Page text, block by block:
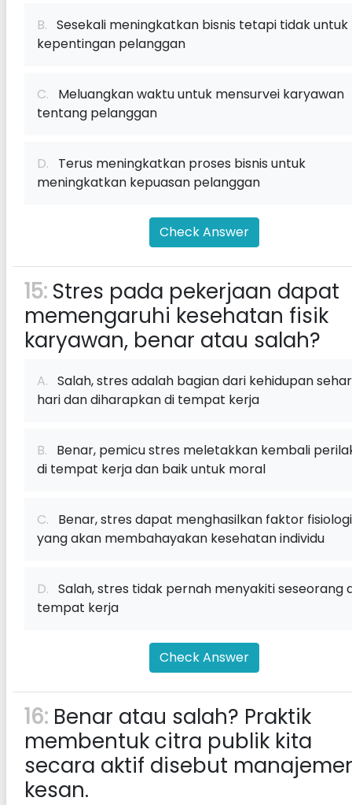
B. Sesekali meningkatkan bisnis tetapi tidak untuk
kepentingan pelanggan
C. Meluangkan waktu untuk mensurvei karyawan
tentang pelanggan
D. Terus meningkatkan proses bisnis untuk
meningkatkan kepuasan pelanggan
Check Answer
15: Stres pada pekerjaan dapat
memengaruhi kesehatan fisik
karyawan, benar atau salah?
A. Salah, stres adalah bagian dari kehidupan
hari dan diharapkan di tempat kerja
B. Benar, pemicu stres meletakkan kembali
di tempat kerja dan baik untuk moral
C. Benar, stres dapat menghasilkan faktor
yang akan membahayakan kesehatan individu
D. Salah, stres tidak pernah menyakiti seseorang
tempat kerja
Check Answer
16: Benar atau salah? Praktik
membentuk citra publik kita
secara aktif disebut
kesan.